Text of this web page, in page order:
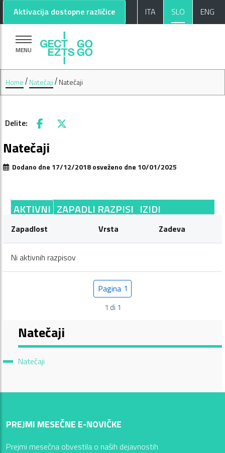
Pojdi na glavno vsebino
Pojdi na nogo strani
Aktivacija dostopne različice ITA SLO ENG
MENU
Home Natečaji Natečaji
Delite: Facebook
X
Natečaji
Dodano dne 17/12/2018 osveženo dne 10/01/2025
AKTIVNI ZAPADLI RAZPISI IZIDI
Zapadlost Vrsta Zadeva
Ni aktivnih razpisov
Pagina 1
Pagina
1 di 1
Natečaji
Natečaji
PREJMI MESEČNE E-NOVIČKE
Prejmi mesečna obvestila o naših dejavnostih